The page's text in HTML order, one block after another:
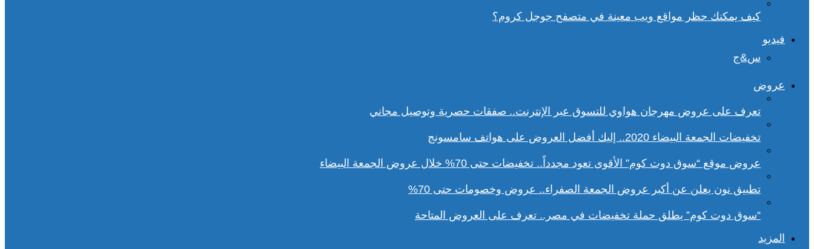
كيف يمكنك حظر مواقع ويب معينة في متصفح جوجل كروم؟
فيديو
س&ج
عروض
تعرف على عروض مهرجان هواوي للتسوق عبر الإنترنت.. صفقات حصرية وتوصيل مجاني
تخفيضات الجمعة البيضاء 2020.. إليك أفضل العروض على هواتف سامسونج
عروض موقع “سوق دوت كوم” الأقوى تعود مجدداً.. تخفيضات حتى 70% خلال عروض الجمعة البيضاء
تطبيق نون يعلن عن أكبر عروض الجمعة الصفراء.. عروض وخصومات حتى 70%
“سوق دوت كوم” يطلق حملة تخفيضات في مصر.. تعرف على العروض المتاحة
المزيد